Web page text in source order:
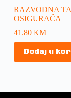
RAZVODNA
OSIGURAČA
41.80KM
Dodaj u